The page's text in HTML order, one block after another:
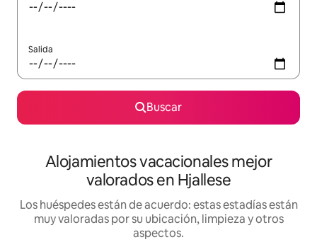
Salida
Buscar
Alojamientos vacacionales mejor
valorados en Hjallese
Los huéspedes están de acuerdo: estas estadías están
muy valoradas por su ubicación, limpieza y otros
aspectos.